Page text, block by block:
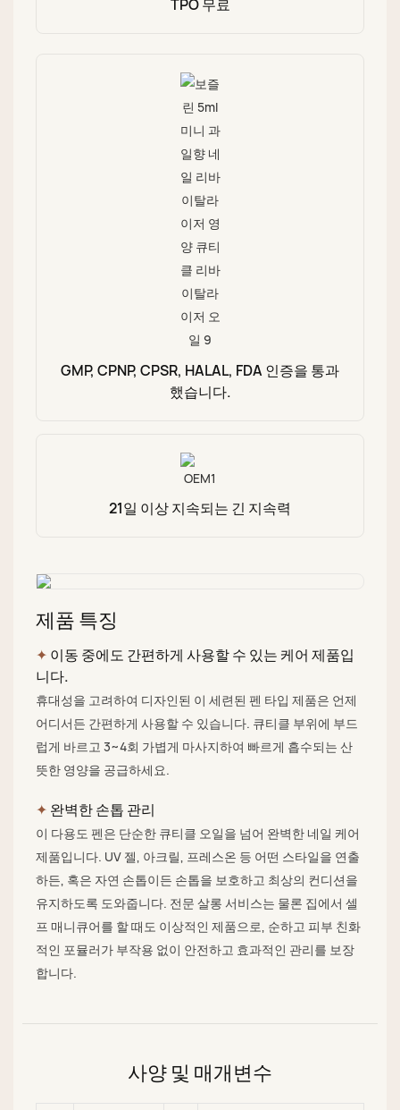
TPO 무료
GMP, CPNP, CPSR, HALAL, FDA 인증을 통과
했습니다.
21일 이상 지속되는 긴 지속력
제품 특징
✦ 이동 중에도 간편하게 사용할 수 있는 케어 제품입
니다.
휴대성을 고려하여 디자인된 이 세련된 펜 타입 제품은 언제
어디서든 간편하게 사용할 수 있습니다. 큐티클 부위에 부드
럽게 바르고 3~4회 가볍게 마사지하여 빠르게 흡수되는 산
뜻한 영양을 공급하세요.
✦ 완벽한 손톱 관리
이 다용도 펜은 단순한 큐티클 오일을 넘어 완벽한 네일 케어
제품입니다. UV 젤, 아크릴, 프레스온 등 어떤 스타일을 연출
하든, 혹은 자연 손톱이든 손톱을 보호하고 최상의 컨디션을
유지하도록 도와줍니다. 전문 살롱 서비스는 물론 집에서 셀
프 매니큐어를 할 때도 이상적인 제품으로, 순하고 피부 친화
적인 포뮬러가 부작용 없이 안전하고 효과적인 관리를 보장
합니다.
사양 및 매개변수